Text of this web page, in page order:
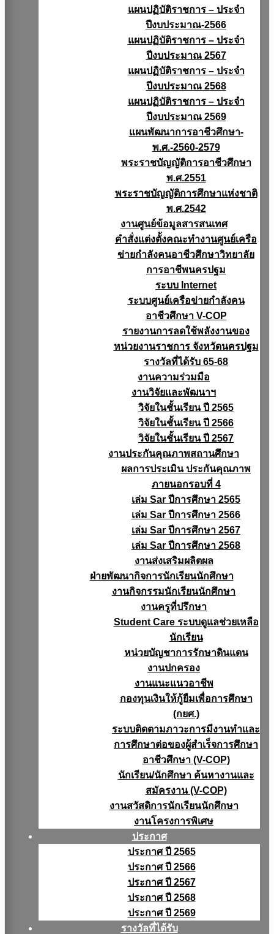
แผนปฏิบัติราชการ – ประจำ
ปีงบประมาณ-2566
แผนปฏิบัติราชการ – ประจำ
ปีงบประมาณ 2567
แผนปฏิบัติราชการ – ประจำ
ปีงบประมาณ 2568
แผนปฏิบัติราชการ – ประจำ
ปีงบประมาณ 2569
แผนพัฒนาการอาชีวศึกษา-
พ.ศ.-2560-2579
พระราชบัญญัติการอาชีวศึกษา
พ.ศ.2551
พระราชบัญญัติการศึกษาแห่งชาติ
พ.ศ.2542
งานศูนย์ข้อมูลสารสนเทศ
คำสั่งแต่งตั้งคณะทำงานศูนย์เครือ
ข่ายกำลังคนอาชีวศึกษาวิทยาลัย
การอาชีพนครปฐม
ระบบ Internet
ระบบศูนย์เครือข่ายกำลังคน
อาชีวศึกษา V-COP
รายงานการลดใช้พลังงานของ
หน่วยงานราชการ จังหวัดนครปฐม
รางวัลที่ได้รับ 65-68
งานความร่วมมือ
งานวิจัยเเละพัฒนาฯ
วิจัยในชั้นเรียน ปี 2565
วิจัยในชั้นเรียน ปี 2566
วิจัยในชั้นเรียน ปี 2567
งานประกันคุณภาพสถานศึกษา
ผลการประเมิน ประกันคุณภาพ
ภายนอกรอบที่ 4
เล่ม Sar ปีการศึกษา 2565
เล่ม Sar ปีการศึกษา 2566
เล่ม Sar ปีการศึกษา 2567
เล่ม Sar ปีการศึกษา 2568
งานส่งเสริมผลิตผล
ฝ่ายพัฒนากิจการนักเรียนนักศึกษา
งานกิจกรรมนักเรียนนักศึกษา
งานครูที่ปรึกษา
Student Care ระบบดูแลช่วยเหลือ
นักเรียน
หน่วยบัญชาการรักษาดินแดน
งานปกครอง
งานแนะแนวอาชีพ
กองทุนเงินให้กู้ยืมเพื่อการศึกษา
(กยศ.)
ระบบติดตามภาวะการมีงานทำและ
การศึกษาต่อของผู้สำเร็จการศึกษา
อาชีวศึกษา (V-COP)
นักเรียน/นักศึกษา ค้นหางานและ
สมัครงาน (V-COP)
งานสวัสดิการนักเรียนนักศึกษา
งานโครงการพิเศษ
ประกาศ
ประกาศ ปี 2565
ประกาศ ปี 2566
ประกาศ ปี 2567
ประกาศ ปี 2568
ประกาศ ปี 2569
รางวัลที่ได้รับ